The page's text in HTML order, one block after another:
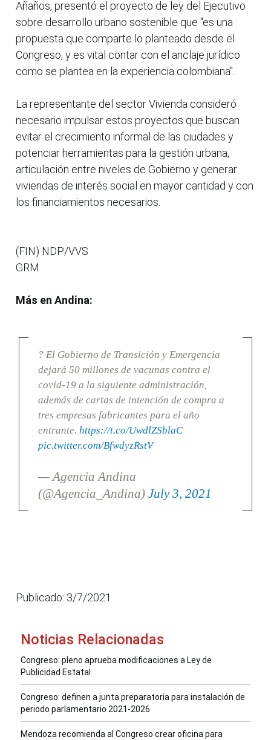
Añaños, presentó el proyecto de ley del Ejecutivo
sobre desarrollo urbano sostenible que "es una
propuesta que comparte lo planteado desde el
Congreso, y es vital contar con el anclaje jurídico
como se plantea en la experiencia colombiana".
La representante del sector Vivienda consideró
necesario impulsar estos proyectos que buscan
evitar el crecimiento informal de las ciudades y
potenciar herramientas para la gestión urbana,
articulación entre niveles de Gobierno y generar
viviendas de interés social en mayor cantidad y con
los financiamientos necesarios.
(FIN) NDP/VVS
GRM
Más en Andina:
? El Gobierno de Transición y Emergencia
dejará 50 millones de vacunas contra el
covid-19 a la siguiente administración,
además de cartas de intención de compra a
tres empresas fabricantes para el año
entrante. https://t.co/UwdlZSblaC
pic.twitter.com/BfwdyzRstV
— Agencia Andina
(@Agencia_Andina) July 3, 2021
Publicado: 3/7/2021
Noticias Relacionadas
Congreso: pleno aprueba modificaciones a Ley de
Publicidad Estatal
Congreso: definen a junta preparatoria para instalación de
periodo parlamentario 2021-2026
Mendoza recomienda al Congreso crear oficina para